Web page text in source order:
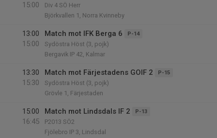
15:00
Div 4 SÖ Herr
Björkvallen 1, Norra Kvinneby
13:00
15:00
Match mot IFK Berga 6 P-14
Sydöstra Höst (3, pojk)
Bergavik IP 42, Kalmar
13:30
15:30
Match mot Färjestadens GOIF 2 P-15
Sydöstra Höst (3, pojk)
Grövle 1, Färjestaden
15:00
16:45
Match mot Lindsdals IF 2 P-13
P2013 SÖ2
Fjölebro IP 3, Lindsdal